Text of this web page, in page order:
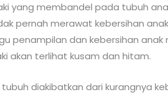
yang membandel pada tubuh
pernah merawat kebersihan
penampilan dan kebersihan anak
akan terlihat kusam dan hitam.
tubuh diakibatkan dari kurangnya